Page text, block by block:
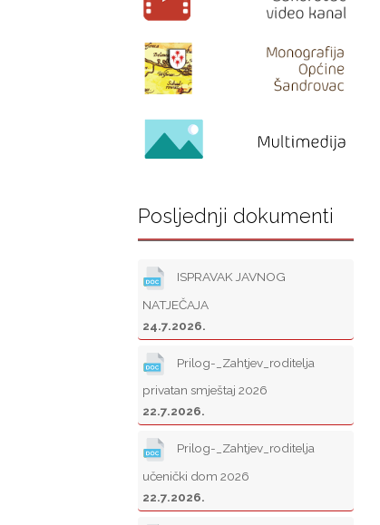
Posljednji dokumenti
ISPRAVAK JAVNOG
NATJEČAJA
24.7.2026.
Prilog-_Zahtjev_roditelja
privatan smještaj 2026
22.7.2026.
Prilog-_Zahtjev_roditelja
učenički dom 2026
22.7.2026.